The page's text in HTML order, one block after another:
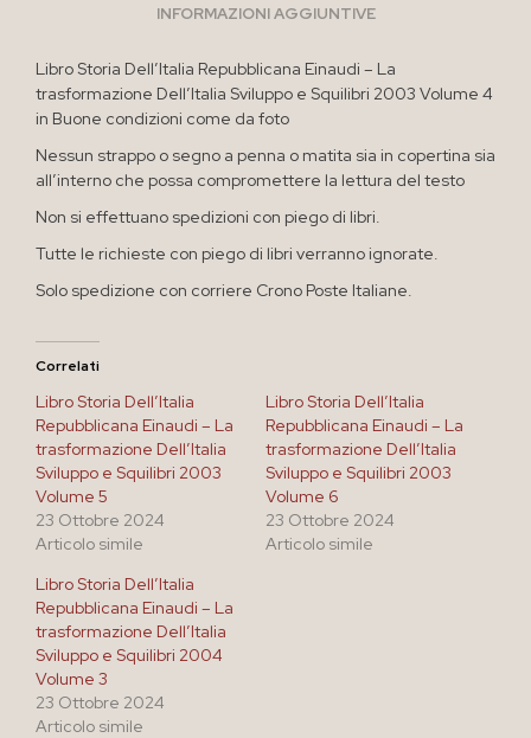
INFORMAZIONI AGGIUNTIVE
Libro Storia Dell’Italia Repubblicana Einaudi – La
trasformazione Dell’Italia Sviluppo e Squilibri 2003 Volume 4
in Buone condizioni come da foto
Nessun strappo o segno a penna o matita sia in copertina sia
all’interno che possa compromettere la lettura del testo
Non si effettuano spedizioni con piego di libri.
Tutte le richieste con piego di libri verranno ignorate.
Solo spedizione con corriere Crono Poste Italiane.
Correlati
Libro Storia Dell’Italia
Repubblicana Einaudi – La
trasformazione Dell’Italia
Sviluppo e Squilibri 2003
Volume 5
23 Ottobre 2024
Articolo simile
Libro Storia Dell’Italia
Repubblicana Einaudi – La
trasformazione Dell’Italia
Sviluppo e Squilibri 2003
Volume 6
23 Ottobre 2024
Articolo simile
Libro Storia Dell’Italia
Repubblicana Einaudi – La
trasformazione Dell’Italia
Sviluppo e Squilibri 2004
Volume 3
23 Ottobre 2024
Articolo simile